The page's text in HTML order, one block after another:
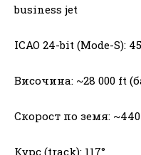
business jet
ICAO 24-bit (Mode-S):
Височина: ~28 000 ft
Скорост по земя:
Курс (track): 117°